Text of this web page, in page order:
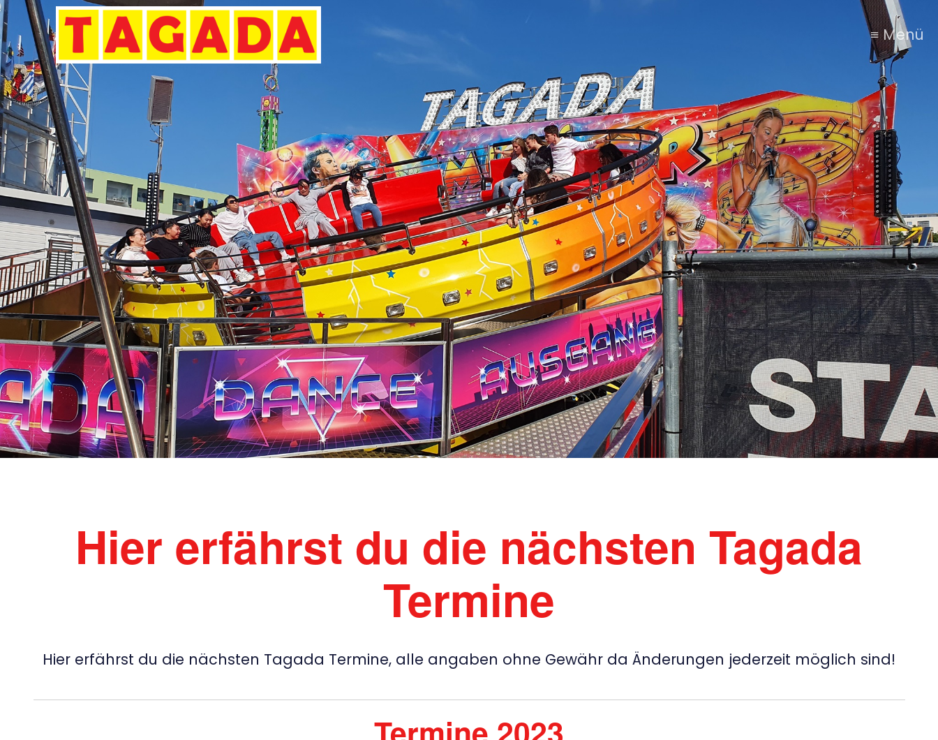
≡ Menü
Hier erfährst du die nächsten Tagada
Termine
Hier erfährst du die nächsten Tagada Termine, alle angaben ohne Gewähr da Änderungen jederzeit möglich sind!